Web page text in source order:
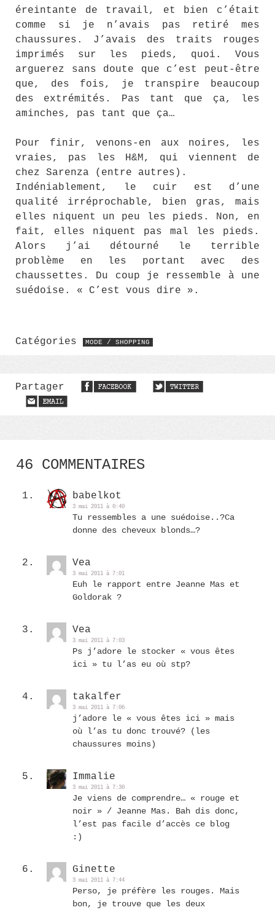
éreintante de travail, et bien c’était
comme si je n’avais pas retiré mes
chaussures. J’avais des traits rouges
imprimés sur les pieds, quoi. Vous
arguerez sans doute que c’est peut-être
que, des fois, je transpire beaucoup
des extrémités. Pas tant que ça, les
aminches, pas tant que ça…
Pour finir, venons-en aux noires, les
vraies, pas les H&M, qui viennent de
chez Sarenza (entre autres).
Indéniablement, le cuir est d’une
qualité irréprochable, bien gras, mais
elles niquent un peu les pieds. Non, en
fait, elles niquent pas mal les pieds.
Alors j’ai détourné le terrible
problème en les portant avec des
chaussettes. Du coup je ressemble à une
suédoise. « C’est vous dire ».
Catégories MODE / SHOPPING
Partager
46 COMMENTAIRES
babelkot
3 mai 2011 à 0:40
Tu ressembles a une suédoise..?Ca
donne des cheveux blonds…?
Vea
3 mai 2011 à 7:01
Euh le rapport entre Jeanne Mas et
Goldorak ?
Vea
3 mai 2011 à 7:03
Ps j’adore le stocker « vous êtes
ici » tu l’as eu où stp?
takalfer
3 mai 2011 à 7:06
j’adore le « vous êtes ici » mais
où l’as tu donc trouvé? (les
chaussures moins)
Immalie
3 mai 2011 à 7:30
Je viens de comprendre… « rouge et
noir » / Jeanne Mas. Bah dis donc,
l’est pas facile d’accès ce blog
:)
Ginette
3 mai 2011 à 7:44
Perso, je préfère les rouges. Mais
bon, je trouve que les deux